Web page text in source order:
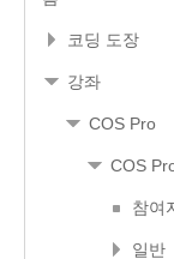
코딩 도장
강좌
COS Pro
COS
참여
일반